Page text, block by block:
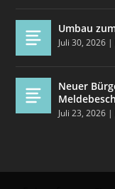
Umbau
Juli 30, 2026 |
Neuer
Juli 23, 2026 |